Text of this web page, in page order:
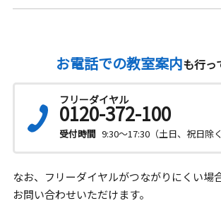
お電話での教室案内も行っ
フリーダイヤル
0120-372-100
受付時間 9:30～17:30（土日、祝日除く
なお、フリーダイヤルがつながりにくい場
お問い合わせいただけます。